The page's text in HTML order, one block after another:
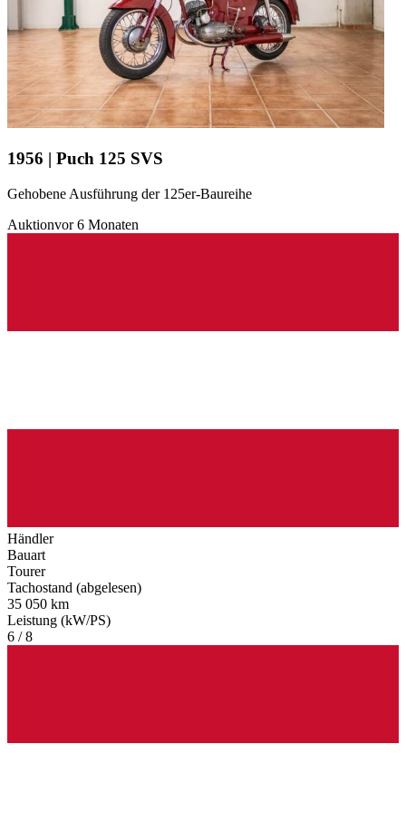
1956 | Puch 125 SVS
Gehobene Ausführung der 125er-Baureihe
Auktionvor 6 Monaten
Händler
Bauart
Tourer
Tachostand (abgelesen)
35 050 km
Leistung (kW/PS)
6 / 8